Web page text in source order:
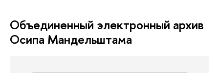
Объединенный электронный архив
Осипа Мандельштама